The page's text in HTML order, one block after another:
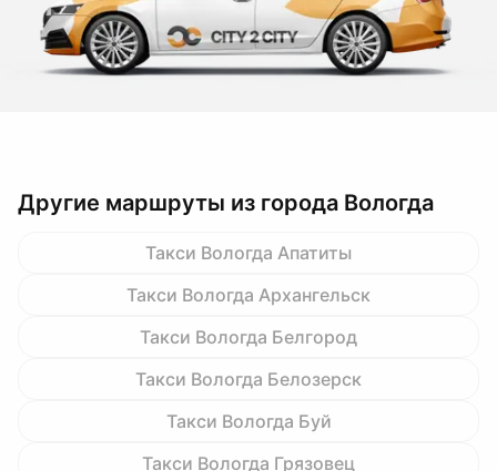
Другие маршруты из города Вологда
Такси Вологда Апатиты
Такси Вологда Архангельск
Такси Вологда Белгород
Такси Вологда Белозерск
Такси Вологда Буй
Такси Вологда Грязовец